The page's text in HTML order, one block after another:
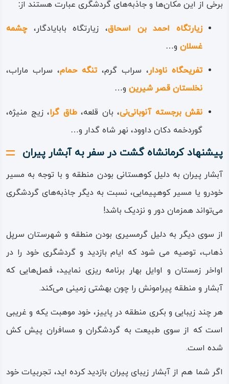
برخی از این مکان‌ها و جاذبه‌های گردشگری عبارت هستند از:
زیارتگاه احمد بن‌ اسحاق، زیارتگاه بابایادگار،چشمه
غسلان و…
تفریحگاه ناودار، سراب گرم،تنگه حمام، سراب ماراب،
نخلستان قصر شیرین و…
نقش برجسته آنوبانی‌نی، بان قلعه،طاق گرا، زیج منیژه،
گوردخمه دکان داوود، نهر شاه گدار و…
پیشنهاد کرمانشاه گشت در سفر به آبشار پیران
آبشار پیران به دلیل کوهستانی بودن منطقه و با توجه به مسیر
خودرو یا مسیر کوهپیمایی، نسبت به دیگر جاذبه‌های گردشگری
می‌تواند همزمان دور و نزدیک باشد!
از سوی دیگر به دلیل گرمسیری بودن منطقه و شهرستان سرپل
ذهاب، توصیه می شود که ایام بازدید و گردشگری خود را در
اواخر زمستان و اوایل بهار برنامه ریزی نمایید، فصل‌هایی که
آبشار و منطقه پیرامونش را چون بهشتی زمینی می‌کند.
هر چند زیبایی و بکری منطقه در پاییز، خود موهبت یکه و غریبی
است که از سوی طبیعت به گردشگران و مسافران پیش کش
شده است.
اگر شما هم از آبشار زیبای پیران بازدید کرده اید، تجربیات خود